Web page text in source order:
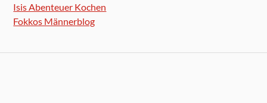
Isis Abenteuer Kochen
Fokkos Männerblog